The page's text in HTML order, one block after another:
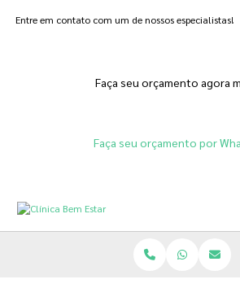
Entre em contato com um de nossos especialistas!
Faça seu orçamento agora
Faça seu orçamento por